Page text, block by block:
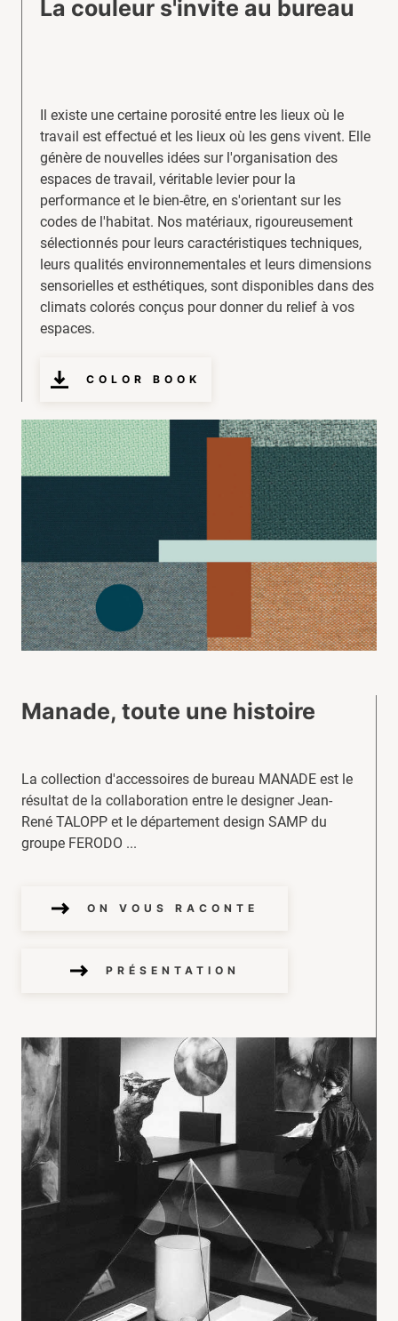
La couleur s'invite au bureau
Il existe une certaine porosité entre les lieux où le
travail est effectué et les lieux où les gens vivent. Elle
génère de nouvelles idées sur l'organisation des
espaces de travail, véritable levier pour la
performance et le bien-être, en s'orientant sur les
codes de l'habitat. Nos matériaux, rigoureusement
sélectionnés pour leurs caractéristiques techniques,
leurs qualités environnementales et leurs dimensions
sensorielles et esthétiques, sont disponibles dans des
climats colorés conçus pour donner du relief à vos
espaces.
COLOR BOOK
Manade, toute une histoire
La collection d'accessoires de bureau MANADE est le
résultat de la collaboration entre le designer Jean-
René TALOPP et le département design SAMP du
groupe FERODO ...
ON VOUS RACONTE
PRÉSENTATION